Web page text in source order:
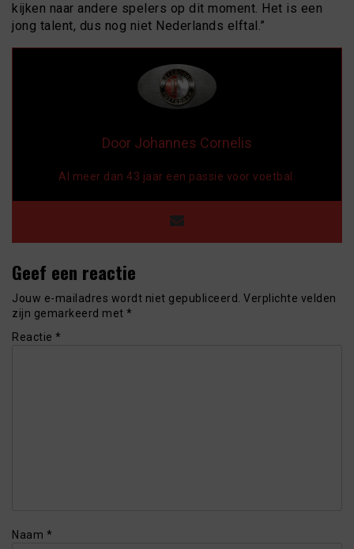
kijken naar andere spelers op dit moment. Het is een
jong talent, dus nog niet Nederlands elftal.”
Door Johannes Cornelis
Al meer dan 43 jaar een passie voor voetbal.
Geef een reactie
Jouw e-mailadres wordt niet gepubliceerd. Verplichte velden
zijn gemarkeerd met *
Reactie *
Naam *